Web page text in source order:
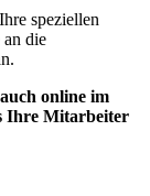
speziellen
die
online im
Ihre Mitarbeiter